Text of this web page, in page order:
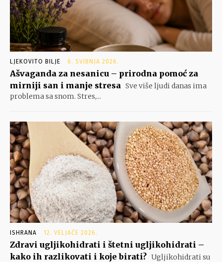
LJEKOVITO BILJE 6. SVIBNJA 2026.
Ašvaganda za nesanicu – prirodna pomoć za
mirniji san i manje stresa Sve više ljudi danas ima
problema sa snom. Stres,...
ISHRANA 12. VELJAČE 2026.
Zdravi ugljikohidrati i štetni ugljikohidrati –
kako ih razlikovati i koje birati? Ugljikohidrati su